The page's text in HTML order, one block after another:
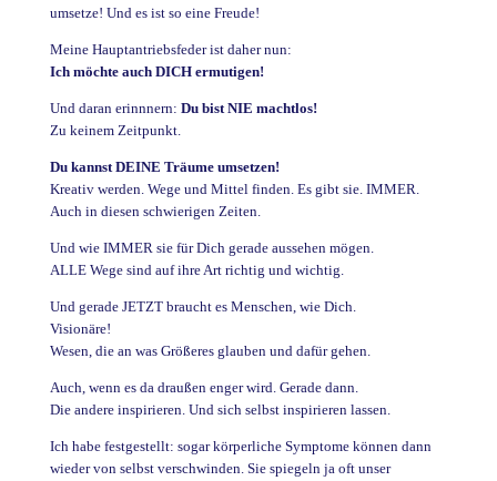
umsetze! Und es ist so eine Freude!
Meine Hauptantriebsfeder ist daher nun:
Ich möchte auch DICH ermutigen!
Und daran erinnnern: Du bist NIE machtlos!
Zu keinem Zeitpunkt.
Du kannst DEINE Träume umsetzen!
Kreativ werden. Wege und Mittel finden. Es gibt sie. IMMER.
Auch in diesen schwierigen Zeiten.
Und wie IMMER sie für Dich gerade aussehen mögen.
ALLE Wege sind auf ihre Art richtig und wichtig.
Und gerade JETZT braucht es Menschen, wie Dich.
Visionäre!
Wesen, die an was Größeres glauben und dafür gehen.
Auch, wenn es da draußen enger wird. Gerade dann.
Die andere inspirieren. Und sich selbst inspirieren lassen.
Ich habe festgestellt: sogar körperliche Symptome können dann
wieder von selbst verschwinden. Sie spiegeln ja oft unser